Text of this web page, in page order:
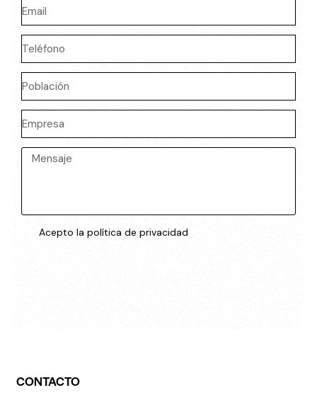
Acepto la política de privacidad
CONTACTO